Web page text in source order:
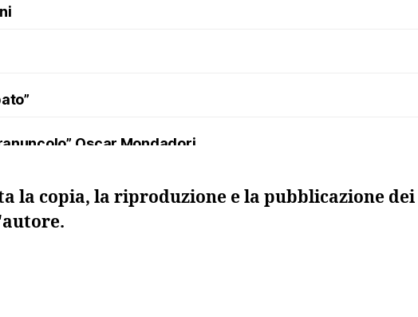
Oscar Mondadori
morta”, Sellerio
la copia, la riproduzione e la pubblicazione